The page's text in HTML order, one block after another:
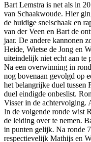
Bart Lemstra is net als in
van Schaakwoude. Hier
de huidige snelschaak en
van der Veen en Bart de
jaar. De andere kannonen
Heide, Wietse de Jong en
uiteindelijk niet echt aan te
Na een overwinning in
nog bovenaan gevolgd op
het belangrijke duel tussen
duel eindigde onbeslist.
Visser in de achtervolging.
In de volgende ronde wist
de leiding over te nemen.
in punten gelijk. Na ronde
respectievelijk Mathijs en